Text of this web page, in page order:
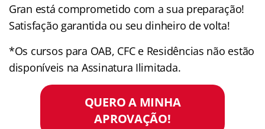
Gran está comprometido com a sua preparação!
Satisfação garantida ou seu dinheiro de volta!
*Os cursos para OAB, CFC e Residências não estão
disponíveis na Assinatura Ilimitada.
QUERO A MINHA
APROVAÇÃO!